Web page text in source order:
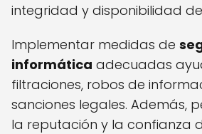
integridad y disponibilidad
Implementar medidas de
informática adecuadas
filtraciones, robos de
sanciones legales. Además,
la reputación y la confianza